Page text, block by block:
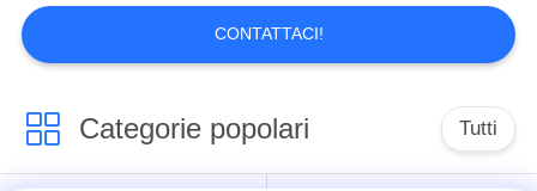
valvola di Digital
CONTATTACI!
Categorie popolari Tutti